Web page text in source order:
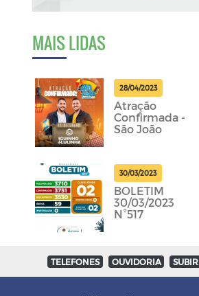
MAIS LIDAS
28/04/2023
Atração
Confirmada -
São João
30/03/2023
BOLETIM
30/03/2023
N°517
TELEFONES OUVIDORIA SUBIR